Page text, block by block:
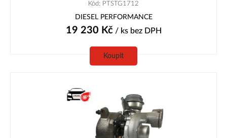
Kód: PTSTG1712
DIESEL PERFORMANCE
19 230 Kč/ ks bez DPH
Koupit